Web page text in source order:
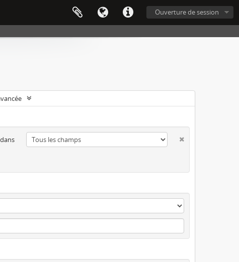
Ouverture de session
dans